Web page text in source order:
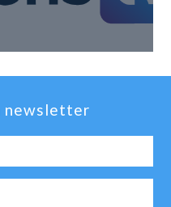
newsletter